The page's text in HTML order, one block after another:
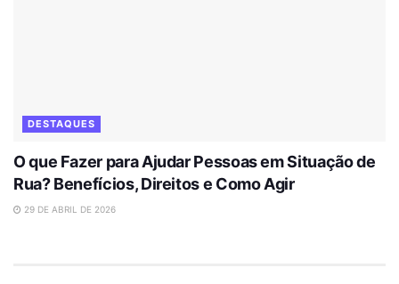
DESTAQUES
O que Fazer para Ajudar Pessoas em Situação de
Rua? Benefícios, Direitos e Como Agir
29 DE ABRIL DE 2026